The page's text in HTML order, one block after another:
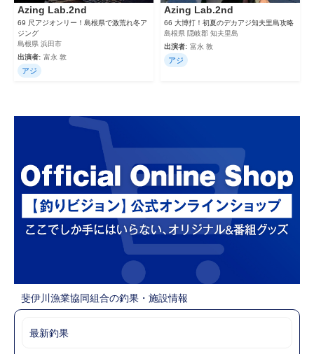
Azing Lab.2nd
69 尺アジオンリー！島根県で激荒れ冬ア
ジング
島根県 浜田市
出演者: 富永 敦
アジ
Azing Lab.2nd
66 大博打！初夏のデカアジ知夫里島攻略
島根県 隠岐郡 知夫里島
出演者: 富永 敦
アジ
斐伊川漁業協同組合の釣果・施設情報
最新釣果